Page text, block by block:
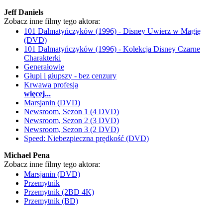
Jeff Daniels
Zobacz inne filmy tego aktora:
101 Dalmatyńczyków (1996) - Disney Uwierz w Magię
(DVD)
101 Dalmatyńczyków (1996) - Kolekcja Disney Czarne
Charakterki
Generałowie
Głupi i głupszy - bez cenzury
Krwawa profesja
więcej...
Marsjanin (DVD)
Newsroom, Sezon 1 (4 DVD)
Newsroom, Sezon 2 (3 DVD)
Newsroom, Sezon 3 (2 DVD)
Speed: Niebezpieczna prędkość (DVD)
Michael Pena
Zobacz inne filmy tego aktora:
Marsjanin (DVD)
Przemytnik
Przemytnik (2BD 4K)
Przemytnik (BD)